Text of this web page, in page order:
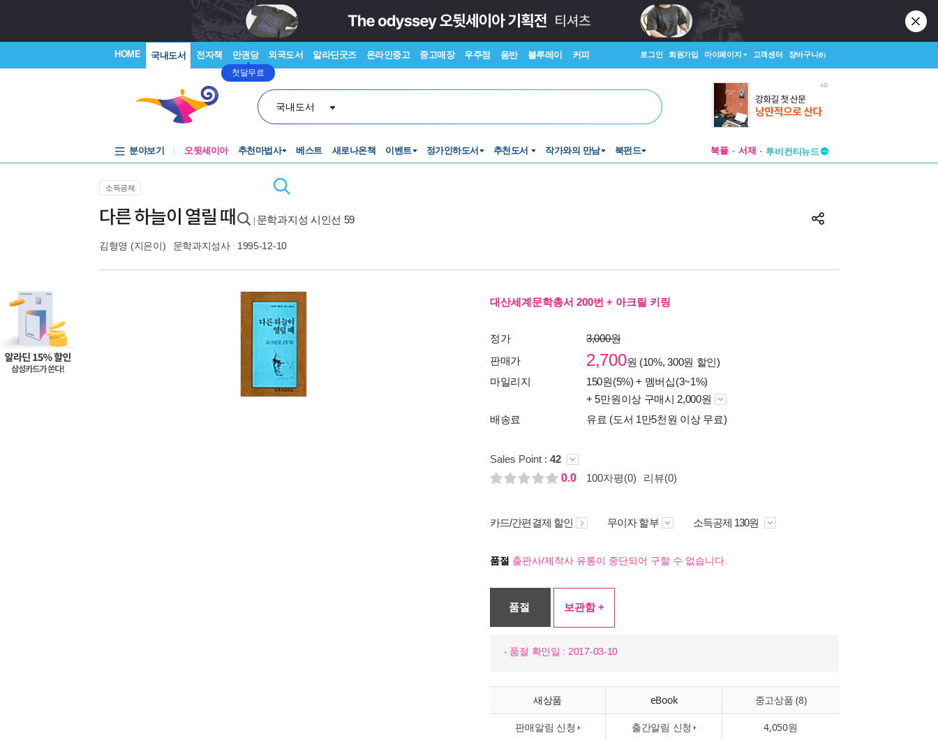
HOME 국내도서 전자책 만권당
첫달무료
외국도서 알라딘굿즈 온라인중고 중고매장 우주점 음반 블루레이 커피 로그인 회원가입 마이페이지 고객센터 장바구니(0)
국내도서
분야보기 오뒷세이아 추천마법사 베스트 새로나온책 이벤트 정가인하도서 추천도서 작가와의 만남 북펀드 북플 서재
투비컨티뉴드
소득공제
다른 하늘이 열릴 때 문학과지성 시인선 59
김형영 (지은이) 문학과지성사 1995-12-10
대산세계문학총서 200번 + 아크릴 키링
정가
3,000원
판매가
2,700원 (10%, 300원 할인)
마일리지
150원(5%) + 멤버십(3~1%)
+ 5만원이상 구매시 2,000원
배송료
유료 (도서 1만5천원 이상 무료)
Sales Point : 42
0.0
100자평(0) 리뷰(0)
카드/간편결제 할인 무이자 할부 소득공제 130원
품절 출판사/제작사 유통이 중단되어 구할 수 없습니다.
품절 보관함 +
- 품절 확인일 : 2017-03-10
새상품 eBook 중고상품 (8)
판매알림 신청 출간알림 신청 4,050원